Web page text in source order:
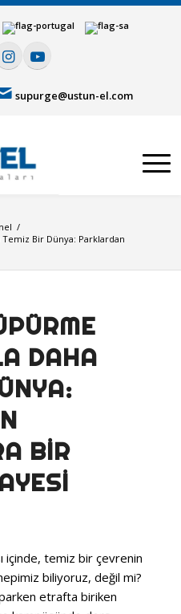
supurge@ustun-el.com
/
Temiz Bir Dünya: Parklardan
DAHA
BIR
içinde, temiz bir çevrenin
biliyoruz, değil mi?
etrafta biriken